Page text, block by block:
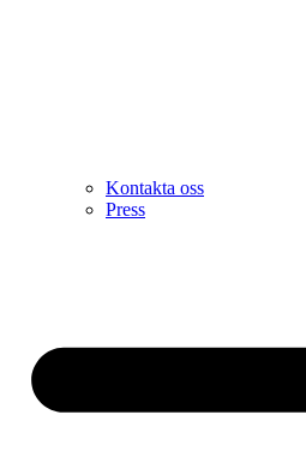
Kontakta oss
Press